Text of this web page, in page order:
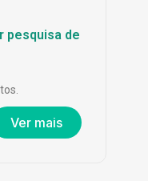
pesquisa de
Ver mais